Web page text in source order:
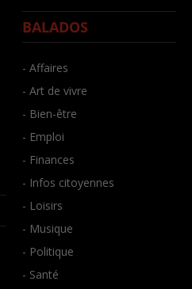
BALADOS
- Affaires
- Art de vivre
- Bien-être
- Emploi
- Finances
- Infos citoyennes
- Loisirs
- Musique
- Politique
- Santé